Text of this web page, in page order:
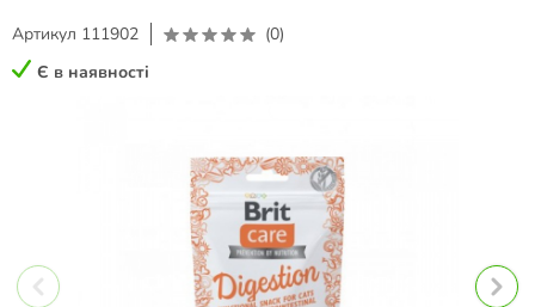
Артикул 111902
(0)
Є в наявності